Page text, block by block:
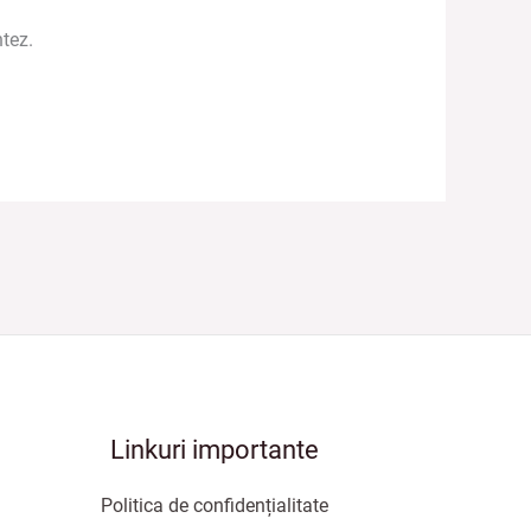
Linkuri importante
Politica de confidențialitate